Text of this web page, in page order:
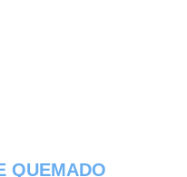
QUEMADO